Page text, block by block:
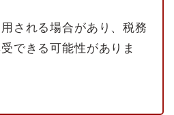
される場合があり、税務
できる可能性がありま